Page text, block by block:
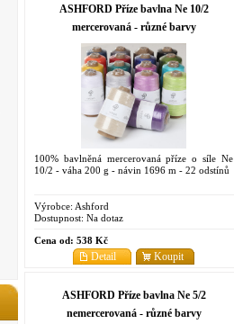
ASHFORD Příze bavlna Ne 10/2
mercerovaná - různé barvy
100% bavlněná mercerovaná příze o síle Ne
10/2 - váha 200 g - návin 1696 m - 22 odstínů
Výrobce: Ashford
Dostupnost: Na dotaz
Cena od: 538 Kč
Koupit
Detail
ASHFORD Příze bavlna Ne 5/2
nemercerovaná - různé barvy